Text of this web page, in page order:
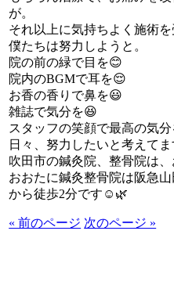
が。
それ以上に気持ちよく施術
僕たちは努力しようと。
院の前の緑で目を😊
院内のBGMで耳を😌
お香の香りで鼻を😃
雑誌で気分を😆
スタッフの笑顔で最高の気
日々、努力したいと考えてま
吹田市の鍼灸院、整骨院は
おおたに鍼灸整骨院は阪急
から徒歩2分です☺🌿
« 前のページ 次のページ »